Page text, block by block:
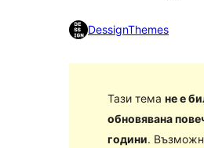
DessignThemes
Тази тема не е
обновявана
години.